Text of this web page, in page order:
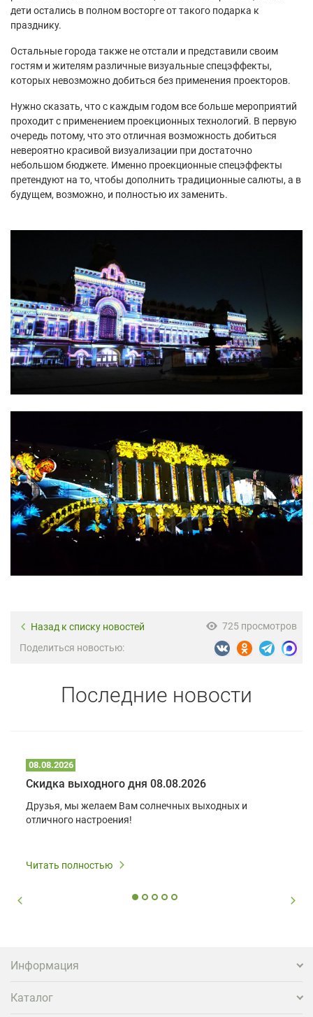
дети остались в полном восторге от такого подарка к
празднику.
Остальные города также не отстали и представили своим
гостям и жителям различные визуальные спецэффекты,
которых невозможно добиться без применения проекторов.
Нужно сказать, что с каждым годом все больше мероприятий
проходит с применением проекционных технологий. В первую
очередь потому, что это отличная возможность добиться
невероятно красивой визуализации при достаточно
небольшом бюджете. Именно проекционные спецэффекты
претендуют на то, чтобы дополнить традиционные салюты, а в
будущем, возможно, и полностью их заменить.
Назад к списку новостей
725 просмотров
Поделиться новостью:
Последние новости
08.08.2026
Скидка выходного дня 08.08.2026
Друзья, мы желаем Вам солнечных выходных и
отличного настроения!
Читать полностью
Информация
Каталог